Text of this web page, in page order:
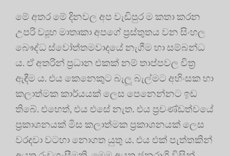
මේ අතර මේ දිනවල අප වැඩිපුර ම කතා කරන
උපරි ව්‍යූහ මාතෘකා අපගේ ප්‍රස්තුතය වන සිංහල
බෞද්ධ ස්වෝත්තමවාදයේ නැගීම හා සම්බන්ධ
ය. ඒ අතරින් ප්‍රධාන එකක් නම් තාප්පවල චිත්‍ර
ඇඳීම ය. එය කෙනෙකුට බැලූ බැල්මට අහිංසක හා
කලාත්මක කාර්යයක් ලෙස පෙනෙන්නට ඉඩ
තිබේ. එහෙත්, එය එසේ නැත. එය ප්‍රචණ්ඩත්වයේ
ප්‍රකාශනයක් මිස කලාත්මක ප්‍රකාශනයක් ලෙස
වරදවා වටහා නොගත යුතු ය. එය එක් පැත්තකින්